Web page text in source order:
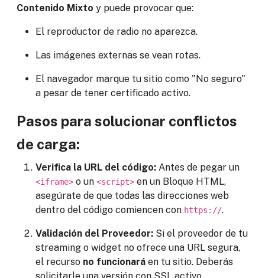
Contenido Mixto y puede provocar que:
El reproductor de radio no aparezca.
Las imágenes externas se vean rotas.
El navegador marque tu sitio como "No seguro"
a pesar de tener certificado activo.
Pasos para solucionar conflictos
de carga:
Verifica la URL del código: Antes de pegar un
<iframe> o un <script> en un Bloque HTML,
asegúrate de que todas las direcciones web
dentro del código comiencen con https://.
Validación del Proveedor: Si el proveedor de tu
streaming o widget no ofrece una URL segura,
el recurso no funcionará en tu sitio. Deberás